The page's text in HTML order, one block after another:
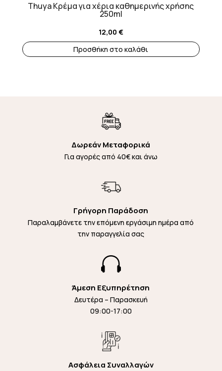
Thuya Κρέμα για χέρια καθημερινής χρήσης
250ml
12,00 €
Προσθήκη στο καλάθι
Δωρεάν Μεταφορικά
Για αγορές από 40€ και άνω
Γρήγορη Παράδοση
Παραλαμβάνετε την επόμενη εργάσιμη ημέρα από
την παραγγελία σας

Άμεση Εξυπηρέτηση
Δευτέρα – Παρασκευή
09:00-17:00
Ασφάλεια Συναλλαγών